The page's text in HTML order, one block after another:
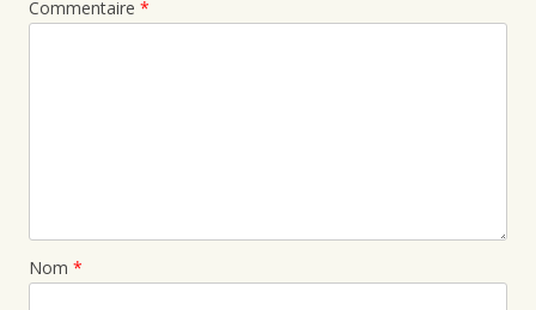
Commentaire *
Nom *